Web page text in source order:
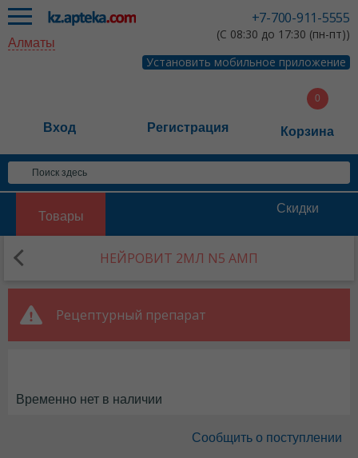
+7-700-911-5555
(С 08:30 до 17:30 (пн-пт))
Установить мобильное приложение
Алматы
Вход Регистрация Корзина
Товары
Скидки
НЕЙРОВИТ 2МЛ N5 АМП
Рецептурный препарат
Временно нет в наличии
Сообщить о поступлении